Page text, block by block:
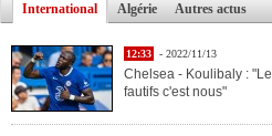
International Algérie Autres actus
12:33 - 2022/11/13
Chelsea - Koulibaly :
fautifs c'est nous"